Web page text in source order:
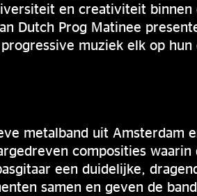
en creativiteit binnen
Dutch Prog Matinee
muziek elk op
metalband uit Amsterdam
composities waarin
een duidelijke,
samen en geven de